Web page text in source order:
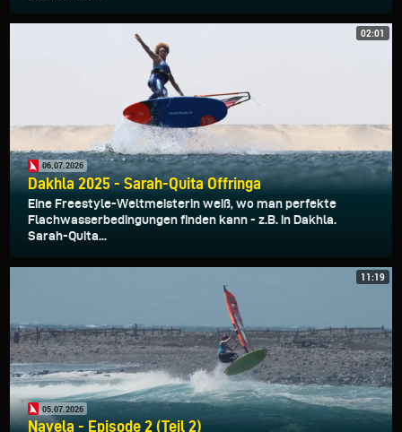
02:01
06.07.2026
Dakhla 2025 - Sarah-Quita Offringa
Eine Freestyle-Weltmeisterin weiß, wo man perfekte
Flachwasserbedingungen finden kann - z.B. in Dakhla.
Sarah-Quita...
11:19
05.07.2026
Navela - Episode 2 (Teil 2)